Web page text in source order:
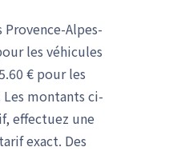
Alpes-
les véhicules
€ pour les
Les montants ci-
effectuez une
exact. Des